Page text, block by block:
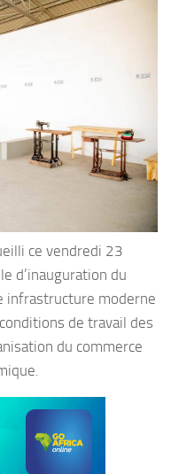
ce vendredi 23
d’inauguration du
infrastructure moderne
de travail des
du commerce